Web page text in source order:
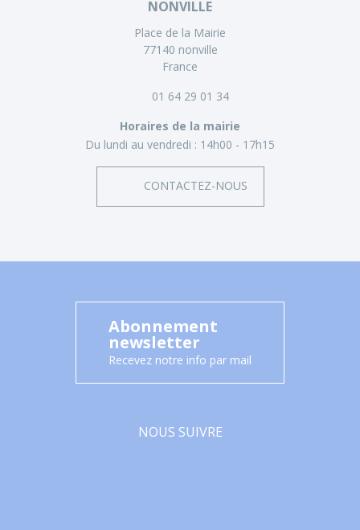
NONVILLE
Place de la Mairie
77140 nonville
France
01 64 29 01 34
Horaires de la mairie
Du lundi au vendredi : 14h00 - 17h15
CONTACTEZ-NOUS
Abonnement
newsletter
Recevez notre info par mail
NOUS SUIVRE